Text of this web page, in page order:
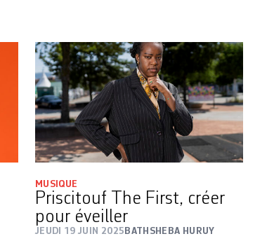
MUSIQUE
Priscitouf The First, créer
pour éveiller
JEUDI 19 JUIN 2025 BATHSHEBA HURUY